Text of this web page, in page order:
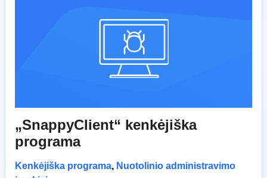
„SnappyClient“ kenkėjiška
programa
Kenkėjiška programa, Nuotolinio administravimo